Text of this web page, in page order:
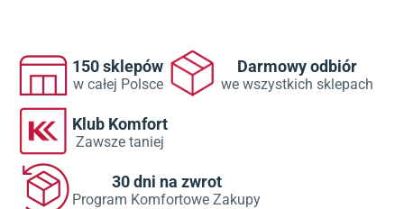
150 sklepów
w całej Polsce
Darmowy odbiór
we wszystkich sklepach
Klub Komfort
Zawsze taniej
30 dni na zwrot
Program Komfortowe Zakupy